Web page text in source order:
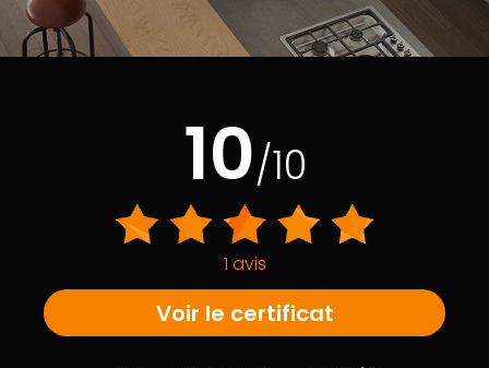
10/10
1 avis
Voir le certificat